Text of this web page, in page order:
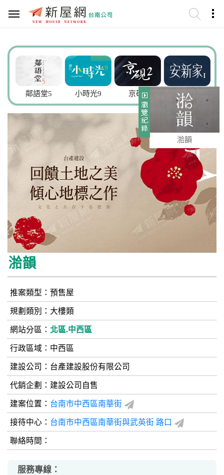
湁韻
鄰語堂5 小時光9 京硯2 安新家
湁韻
推案類型：預售屋
規劃類別：大樓類
網站分區： 北區.中西區
行政區域：中西區
建設公司： 台產建設股份有限公司
代銷企劃：建設公司自售
建案位置： 台南市中西區南華街
接待中心： 台南市中西區南華街與武英街 路口
聯絡時間：
服務專線：